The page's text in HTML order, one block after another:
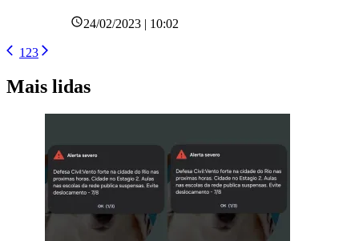
24/02/2023 | 10:02
1 23
Mais lidas